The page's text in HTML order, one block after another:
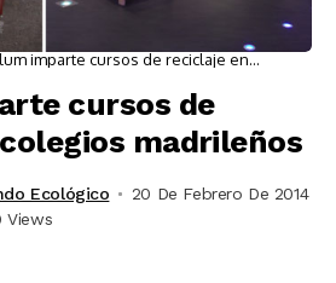
imparte cursos de reciclaje en
cursos de
madrileños
Ecológico
20 De Febrero De 2014
Views